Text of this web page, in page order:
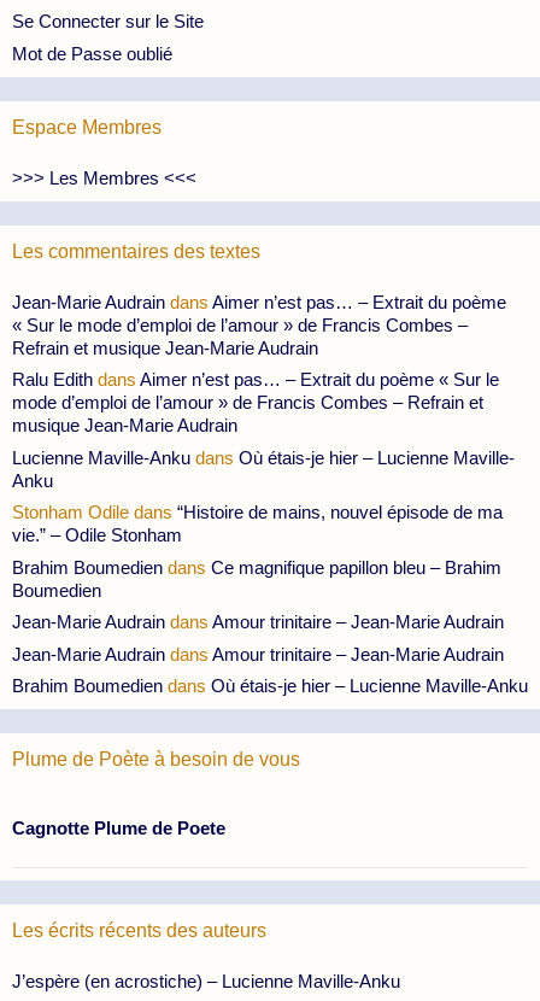
Se Connecter sur le Site
Mot de Passe oublié
Espace Membres
>>> Les Membres <<<
Les commentaires des textes
Jean-Marie Audrain dans Aimer n’est pas… – Extrait du poème
« Sur le mode d’emploi de l’amour » de Francis Combes –
Refrain et musique Jean-Marie Audrain
Ralu Edith dans Aimer n’est pas… – Extrait du poème « Sur le
mode d’emploi de l’amour » de Francis Combes – Refrain et
musique Jean-Marie Audrain
Lucienne Maville-Anku dans Où étais-je hier – Lucienne Maville-
Anku
Stonham Odile dans “Histoire de mains, nouvel épisode de ma
vie.” – Odile Stonham
Brahim Boumedien dans Ce magnifique papillon bleu – Brahim
Boumedien
Jean-Marie Audrain dans Amour trinitaire – Jean-Marie Audrain
Jean-Marie Audrain dans Amour trinitaire – Jean-Marie Audrain
Brahim Boumedien dans Où étais-je hier – Lucienne Maville-Anku
Plume de Poète à besoin de vous
Cagnotte Plume de Poete
Les écrits récents des auteurs
J’espère (en acrostiche) – Lucienne Maville-Anku